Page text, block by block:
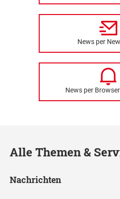
News per
News per
Alle Themen &
Nachrichten